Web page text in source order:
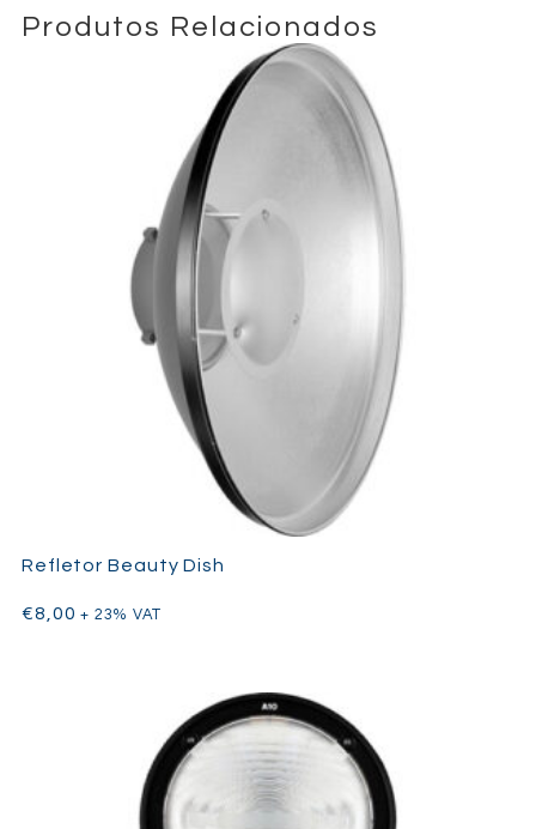
Produtos Relacionados
Refletor Beauty Dish
€8,00 + 23% VAT